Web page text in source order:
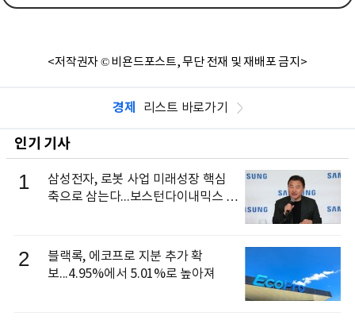
<저작권자 © 비욘드포스트, 무단 전재 및 재배포 금지>
경제 리스트 바로가기
인기 기사
1
삼성전자, 로봇 사업 미래성장 핵심
축으로 삼는다...보스턴다이내믹스 출
2
블랙록, 에코프로 지분 추가 확
보...4.95%에서 5.01%로 높아져